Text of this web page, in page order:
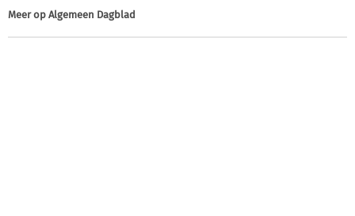
Meer op Algemeen Dagblad